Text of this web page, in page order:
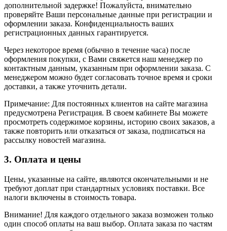
дополнительной задержке! Пожалуйста, внимательно
проверяйте Ваши персональные данные при регистрации и
оформлении заказа. Конфиденциальность ваших
регистрационных данных гарантируется.
Через некоторое время (обычно в течение часа) после
оформления покупки, с Вами свяжется наш менеджер по
контактным данным, указанным при оформлении заказа. С
менеджером можно будет согласовать точное время и сроки
доставки, а также уточнить детали.
Примечание: Для постоянных клиентов на сайте магазина
предусмотрена Регистрация. В своем кабинете Вы можете
просмотреть содержимое корзины, историю своих заказов, а
также повторить или отказаться от заказа, подписаться на
рассылку новостей магазина.
3. Оплата и цены
Цены, указанные на сайте, являются окончательными и не
требуют доплат при стандартных условиях поставки. Все
налоги включены в стоимость товара.
Внимание! Для каждого отдельного заказа возможен только
один способ оплаты на ваш выбор. Оплата заказа по частям